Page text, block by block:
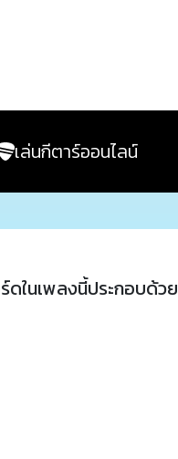
เล่นกีตาร์ออนไลน์
ดในเพลงนี้ประกอบด้วย